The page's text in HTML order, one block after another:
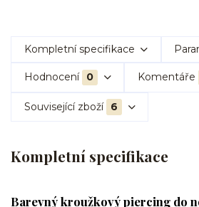
Kompletní specifikace
Hodnocení 0 Komentáře
Související zboží 6
Kompletní specifikace
Barevný kroužkový piercing do